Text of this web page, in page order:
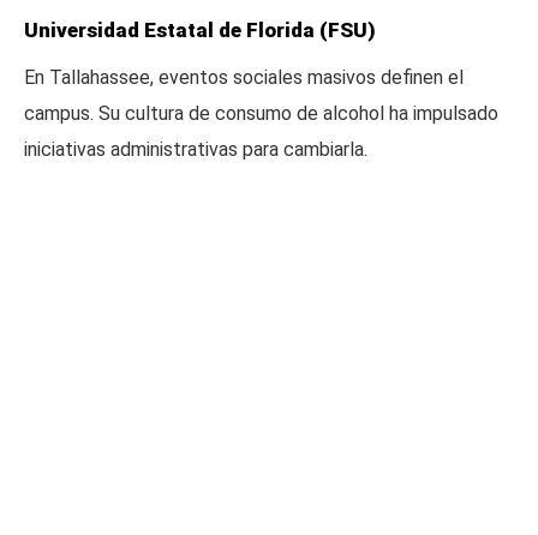
Universidad Estatal de Florida (FSU)
En Tallahassee, eventos sociales masivos definen el
campus. Su cultura de consumo de alcohol ha impulsado
iniciativas administrativas para cambiarla.